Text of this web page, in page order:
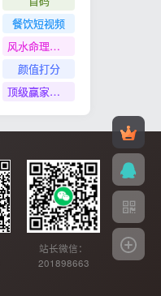
餐饮短视频
风水命理项目
颜值打分
顶级赢家思维
站长微信：
201898663